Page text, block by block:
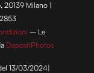
20139 Milano |
– Le
DepositPhotos
13/03/2024|